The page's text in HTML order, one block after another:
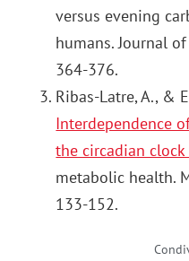
versus evening
humans. Journal
364-376.
Ribas-Latre, A., &
Interdependence
the circadian clock
metabolic health.
133-152.